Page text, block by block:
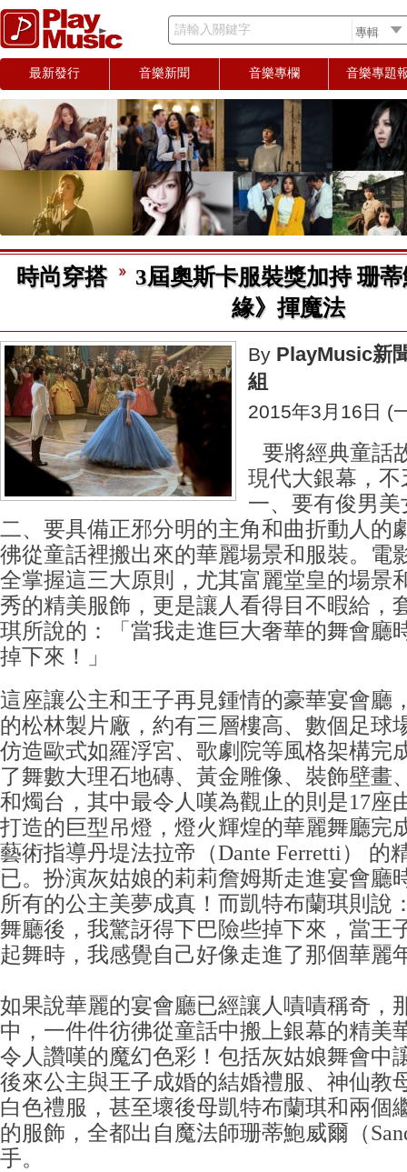
請輸入關鍵字
最新發行 音樂新聞 音樂專欄 音樂專題
時尚穿搭
3屆奧斯卡服裝獎加持 珊
緣》揮魔法‏
By PlayMusic新
組
2015年3月16日 (
要將經典童話
現代大銀幕，
一、要有俊男
二、要具備正邪分明的主角和曲折動人的
彿從童話裡搬出來的華麗場景和服裝。電
全掌握這三大原則，尤其富麗堂皇的場景
秀的精美服飾，更是讓人看得目不暇給，
琪所說的：「當我走進巨大奢華的舞會廳
掉下來！」
這座讓公主和王子再見鍾情的豪華宴會廳
的松林製片廠，約有三層樓高、數個足球
仿造歐式如羅浮宮、歌劇院等風格架構完
了舞數大理石地磚、黃金雕像、裝飾壁畫
和燭台，其中最令人嘆為觀止的則是17座
打造的巨型吊燈，燈火輝煌的華麗舞廳完
藝術指導丹堤法拉帝（Dante Ferretti） 的
已。扮演灰姑娘的莉莉詹姆斯走進宴會廳
所有的公主美夢成真！而凱特布蘭琪則說
舞廳後，我驚訝得下巴險些掉下來，當王
起舞時，我感覺自己好像走進了那個華麗
如果說華麗的宴會廳已經讓人嘖嘖稱奇，
中，一件件彷彿從童話中搬上銀幕的精美
令人讚嘆的魔幻色彩！包括灰姑娘舞會中
後來公主與王子成婚的結婚禮服、神仙教
白色禮服，甚至壞後母凱特布蘭琪和兩個
的服飾，全都出自魔法師珊蒂鮑威爾（
手。